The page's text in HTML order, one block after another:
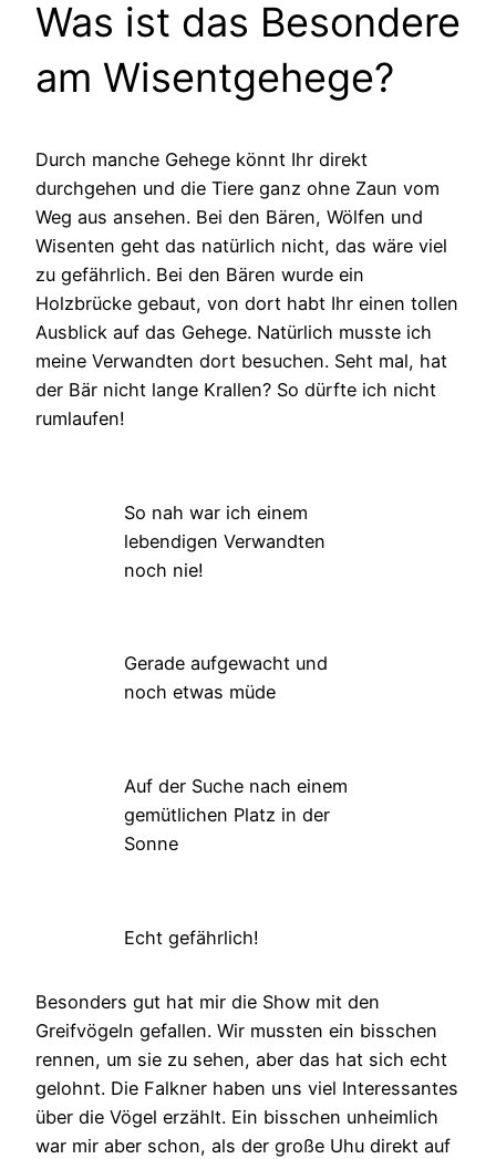
Was ist das Besondere
am Wisentgehege?
Durch manche Gehege könnt Ihr direkt
durchgehen und die Tiere ganz ohne Zaun vom
Weg aus ansehen. Bei den Bären, Wölfen und
Wisenten geht das natürlich nicht, das wäre viel
zu gefährlich. Bei den Bären wurde ein
Holzbrücke gebaut, von dort habt Ihr einen tollen
Ausblick auf das Gehege. Natürlich musste ich
meine Verwandten dort besuchen. Seht mal, hat
der Bär nicht lange Krallen? So dürfte ich nicht
rumlaufen!
So nah war ich einem
lebendigen Verwandten
noch nie!
Gerade aufgewacht und
noch etwas müde
Auf der Suche nach einem
gemütlichen Platz in der
Sonne
Echt gefährlich!
Besonders gut hat mir die Show mit den
Greifvögeln gefallen. Wir mussten ein bisschen
rennen, um sie zu sehen, aber das hat sich echt
gelohnt. Die Falkner haben uns viel Interessantes
über die Vögel erzählt. Ein bisschen unheimlich
war mir aber schon, als der große Uhu direkt auf